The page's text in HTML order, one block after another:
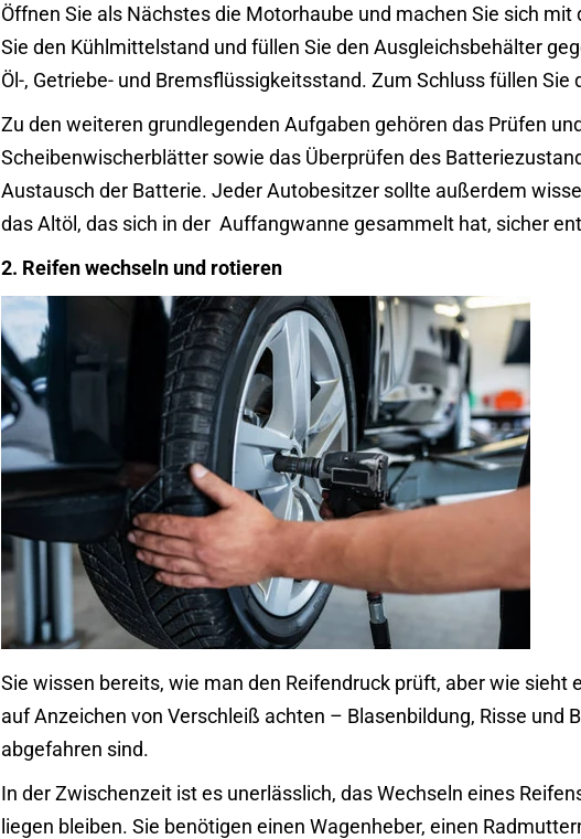
Öffnen Sie als Nächstes die Motorhaube und machen Sie sich
Sie den Kühlmittelstand und füllen Sie den Ausgleichsbehälter
Öl-, Getriebe- und Bremsflüssigkeitsstand. Zum Schluss füllen
Zu den weiteren grundlegenden Aufgaben gehören das Prüfen
Scheibenwischerblätter sowie das Überprüfen des
Austausch der Batterie. Jeder Autobesitzer sollte außerdem
das Altöl, das sich in der Auffangwanne gesammelt hat, sicher
2. Reifen wechseln und rotieren
Sie wissen bereits, wie man den Reifendruck prüft, aber wie sieht
auf Anzeichen von Verschleiß achten – Blasenbildung, Risse und
abgefahren sind.
In der Zwischenzeit ist es unerlässlich, das Wechseln eines
liegen bleiben. Sie benötigen einen Wagenheber, einen